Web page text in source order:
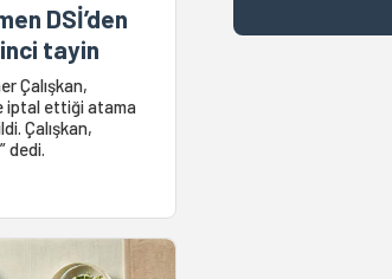
DSİ’den
tayin
Çalışkan,
iptal ettiği atama
Çalışkan,
dedi.